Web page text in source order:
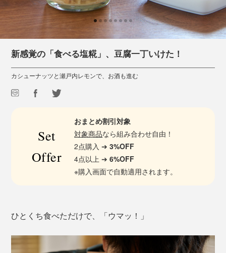
新感覚の「食べる塩糀」、豆腐一丁いけた！
カシューナッツと瀬戸内レモンで、お酒も進む
Set
Offer
おまとめ割引対象
対象商品なら組み合わせ自由！
2点購入 ➔3%OFF
4点以上 ➔6%OFF
※購入画面で自動適用されます。
ひとくち食べただけで、「ウマッ！」